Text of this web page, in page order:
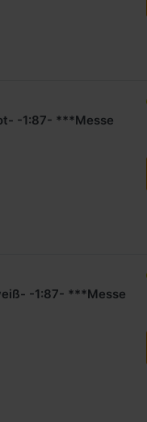
-1:87- ***Messe
-1:87- ***Messe